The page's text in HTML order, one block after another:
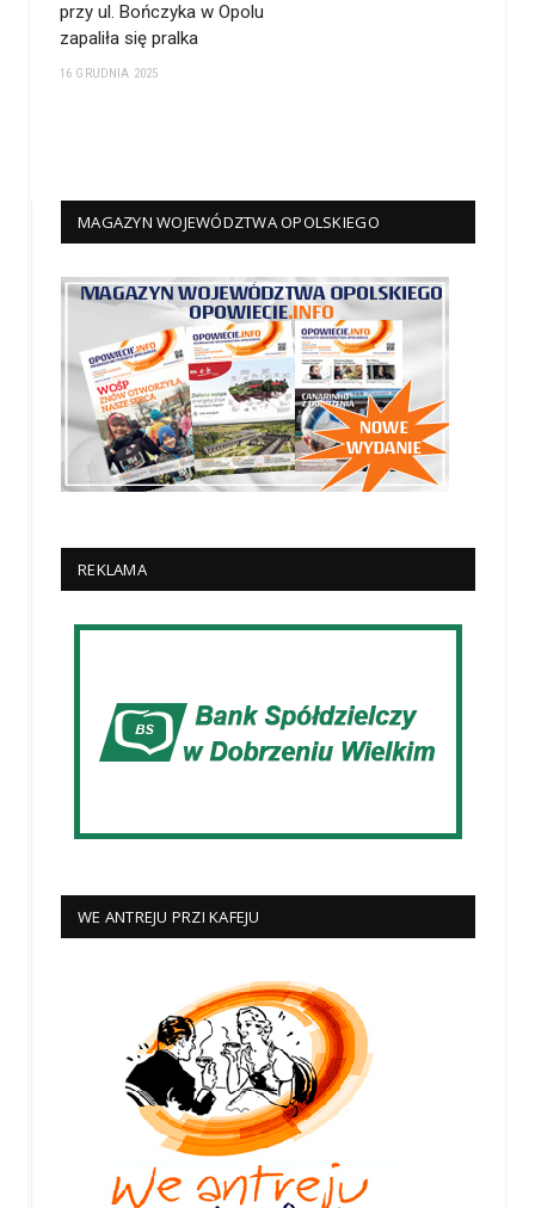
przy ul. Bończyka w Opolu
zapaliła się pralka
16 GRUDNIA 2025
MAGAZYN WOJEWÓDZTWA OPOLSKIEGO
REKLAMA
WE ANTREJU PRZI KAFEJU